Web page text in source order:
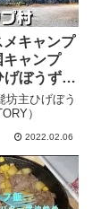
キャンプ
ャンプ
げぼうず
）
坊主ひげぼう
）
2022.02.06